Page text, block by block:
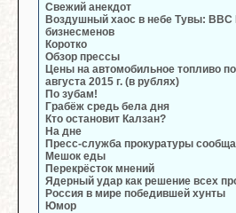
Свежий анекдот
Воздушный хаос в небе Тувы:
бизнесменов
Коротко
Обзор прессы
Цены на автомобильное топливо
августа 2015 г. (в рублях)
По зубам!
Грабёж средь бела дня
Кто остановит Калзан?
На дне
Пресс-служба прокуратуры
Мешок еды
Перекрёсток мнений
Ядерный удар как решение всех
Россия в мире победившей хунты
Юмор